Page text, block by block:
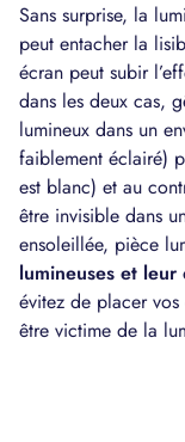
Sans surprise, la
peut entacher la
écran peut subir
dans les deux cas,
lumineux dans un
faiblement éclairé)
est blanc) et au
être invisible dans
ensoleillée, pièce
lumineuses et
évitez de placer
être victime de la